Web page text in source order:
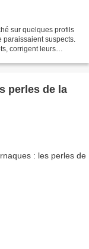
sur quelques profils
paraissaient suspects.
corrigent leurs
perles de la